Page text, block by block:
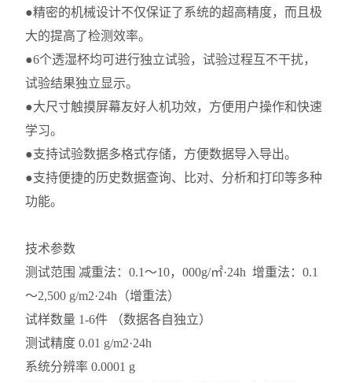
●精密的机械设计不仅保证了系统的超高精度，而且极
大的提高了检测效率。
●6个透湿杯均可进行独立试验，试验过程互不干扰，
试验结果独立显示。
●大尺寸触摸屏幕友好人机功效，方便用户操作和快速
学习。
●支持试验数据多格式存储，方便数据导入导出。
●支持便捷的历史数据查询、比对、分析和打印等多种
功能。
技术参数
测试范围 减重法：0.1～10，000g/㎡·24h 增重法：0.1
～2,500 g/m2·24h（增重法）
试样数量 1-6件 （数据各自独立）
测试精度0.01 g/m2·24h
系统分辨率0.0001 g